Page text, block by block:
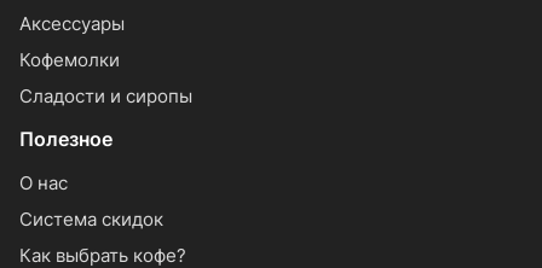
Аксессуары
Кофемолки
Сладости и сиропы
Полезное
О нас
Система скидок
Как выбрать кофе?